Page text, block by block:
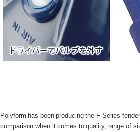
Polyform has been producing the F Series
comparison when it comes to quality, range of